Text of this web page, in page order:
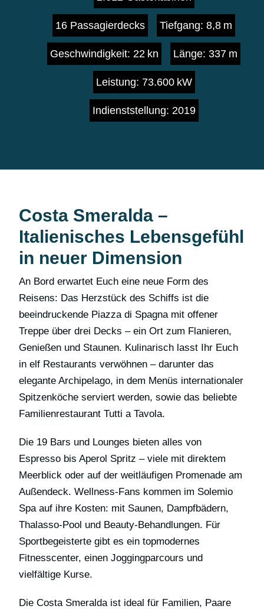
16 Passagierdecks Tiefgang: 8,8 m
Geschwindigkeit: 22 kn Länge: 337 m
Leistung: 73.600 kW
Indienststellung: 2019
Costa Smeralda –
Italienisches Lebensgefühl
in neuer Dimension
An Bord erwartet Euch eine neue Form des
Reisens: Das Herzstück des Schiffs ist die
beeindruckende Piazza di Spagna mit offener
Treppe über drei Decks – ein Ort zum Flanieren,
Genießen und Staunen. Kulinarisch lasst Ihr Euch
in elf Restaurants verwöhnen – darunter das
elegante Archipelago, in dem Menüs internationaler
Spitzenköche serviert werden, sowie das beliebte
Familienrestaurant Tutti a Tavola.
Die 19 Bars und Lounges bieten alles von
Espresso bis Aperol Spritz – viele mit direktem
Meerblick oder auf der weitläufigen Promenade am
Außendeck. Wellness-Fans kommen im Solemio
Spa auf ihre Kosten: mit Saunen, Dampfbädern,
Thalasso-Pool und Beauty-Behandlungen. Für
Sportbegeisterte gibt es ein topmodernes
Fitnesscenter, einen Joggingparcours und
vielfältige Kurse.
Die Costa Smeralda ist ideal für Familien, Paare